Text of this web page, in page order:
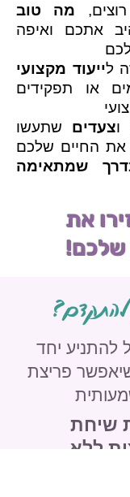
מה טוב
אתכם ואיפה
לייעוד מקצועי
או תפקידים
וצעדים שתעשו
את החיים שלכם
שמתאימה
את
שלכם!
להתקדם?
להתניע יחד
פריצת
שיחת
ללא